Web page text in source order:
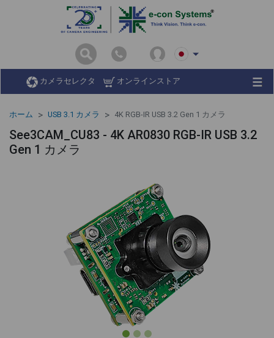
カメラセレクタ オンラインストア
ホーム USB 3.1 カメラ 4K RGB-IR USB 3.2 Gen 1 カメラ
See3CAM_CU83 - 4K AR0830 RGB-IR USB 3.2
Gen 1 カメラ